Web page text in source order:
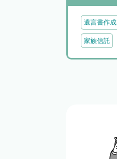
遺言書作成
家族信託